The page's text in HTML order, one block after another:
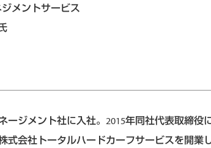
メントサービス
ジメント社に入社。2015年同社代表取締役に
式会社トータルハードカーフサービスを開業